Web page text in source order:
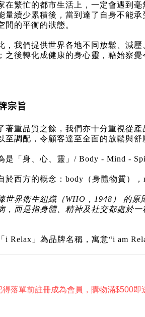
在繁忙的都市生活上，一定會遇到
量續少累積後，當到達了自身不能
間的平衡的狀態。
，我們提供世界各地不同放鬆、減
之後轉化成健康的身心靈，藉始察覺
宗旨
著重品質之餘，我們亦十分重視從
至調配，令顧客達至全面的放鬆與舒
是「身、心、靈」/ Body - Mind -
於西方的概念：body（身體物質）
世界衛生組織（WHO，1948） 的
，而是指身體、精神及社交都處於一
i Relax」為品牌名稱，寓意“i am
得落單前註冊成為會員，購物滿$500即